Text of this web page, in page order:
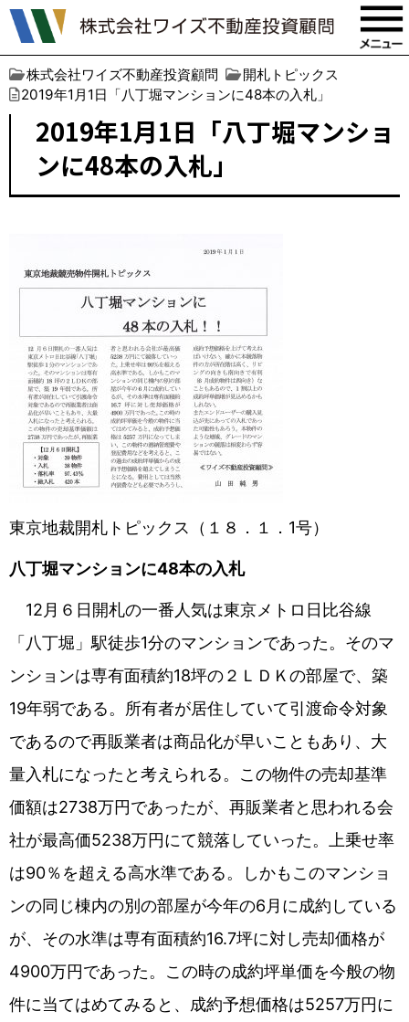
株式会社ワイズ不動産投資顧問
開札トピックス
2019年1月1日「八丁堀マンションに48本の入札」
2019年1月1日「八丁堀マンショ
ンに48本の入札」
東京地裁開札トピックス（１８．１．1号）
八丁堀マンションに48本の入札
12月６日開札の一番人気は東京メトロ日比谷線
「八丁堀」駅徒歩1分のマンションであった。そのマ
ンションは専有面積約18坪の２ＬＤＫの部屋で、築
19年弱である。所有者が居住していて引渡命令対象
であるので再販業者は商品化が早いこともあり、大
量入札になったと考えられる。この物件の売却基準
価額は2738万円であったが、再販業者と思われる会
社が最高価5238万円にて競落していった。上乗せ率
は90％を超える高水準である。しかもこのマンショ
ンの同じ棟内の別の部屋が今年の6月に成約している
が、その水準は専有面積約16.7坪に対し売却価格が
4900万円であった。この時の成約坪単価を今般の物
件に当てはめてみると、成約予想価格は5257万円に